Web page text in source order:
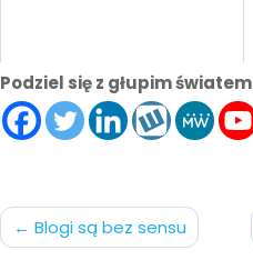
Podziel się z głupim światem
Nawigacja
Blogi są bez sensu